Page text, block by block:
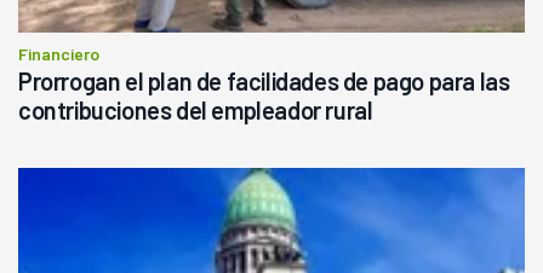
Financiero
Prorrogan el plan de facilidades de pago para las
contribuciones del empleador rural